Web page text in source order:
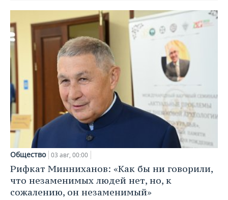
Общество 03 авг, 00:00
Рифкат Минниханов: «Как бы ни говорили,
что незаменимых людей нет, но, к
сожалению, он незаменимый»